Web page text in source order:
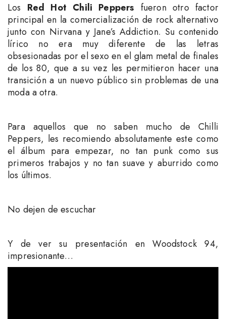
Los Red Hot Chili Peppers fueron otro factor
principal en la comercialización de rock alternativo
junto con Nirvana y Jane’s Addiction. Su contenido
lírico no era muy diferente de las letras
obsesionadas por el sexo en el glam metal de finales
de los 80, que a su vez les permitieron hacer una
transición a un nuevo público sin problemas de una
moda a otra.
Para aquellos que no saben mucho de Chilli
Peppers, les recomiendo absolutamente este como
el álbum para empezar, no tan punk como sus
primeros trabajos y no tan suave y aburrido como
los últimos.
No dejen de escuchar
Y de ver su presentación en Woodstock 94,
impresionante…